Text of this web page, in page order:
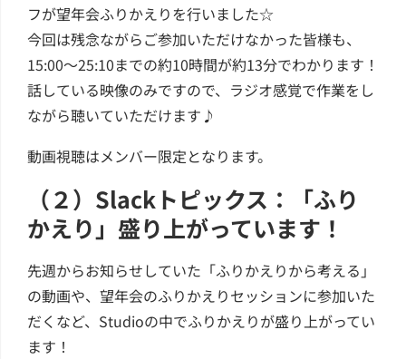
フが望年会ふりかえりを行いました☆
今回は残念ながらご参加いただけなかった皆様も、
15:00～25:10までの約10時間が約13分でわかります！
話している映像のみですので、ラジオ感覚で作業をし
ながら聴いていただけます♪
動画視聴はメンバー限定となります。
（２）Slackトピックス：「ふり
かえり」盛り上がっています！
先週からお知らせしていた「ふりかえりから考える」
の動画や、望年会のふりかえりセッションに参加いた
だくなど、Studioの中でふりかえりが盛り上がってい
ます！